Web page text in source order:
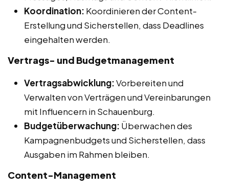
Koordination: Koordinieren der Content-
Erstellung und Sicherstellen, dass Deadlines
eingehalten werden.
Vertrags- und Budgetmanagement
Vertragsabwicklung:Vorbereiten und
Verwalten von Verträgen und Vereinbarungen
mit Influencern in Schauenburg.
Budgetüberwachung: Überwachen des
Kampagnenbudgets und Sicherstellen, dass
Ausgaben im Rahmen bleiben.
Content-Management